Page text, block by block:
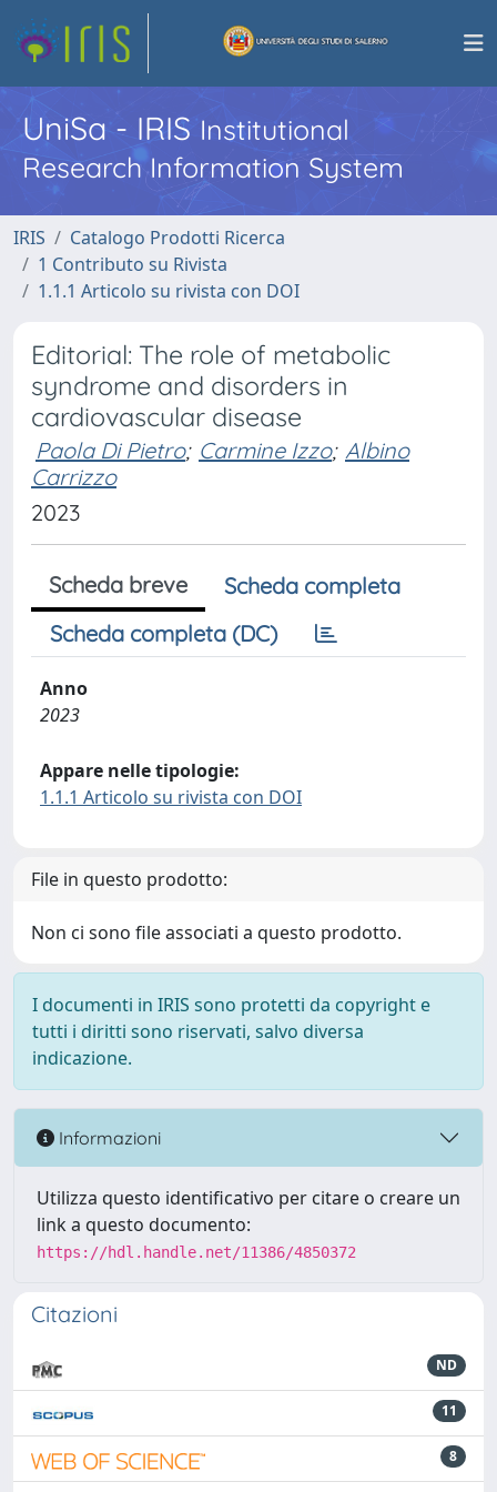
UniSa - IRISInstitutional
Research Information System
IRIS
Catalogo Prodotti Ricerca
1 Contributo su Rivista
1.1.1 Articolo su rivista con DOI
Editorial: The role of metabolic
syndrome and disorders in
cardiovascular disease
Paola Di Pietro; Carmine Izzo; Albino
Carrizzo
2023
Scheda breve
Scheda completa
Scheda completa (DC)
Anno
2023
Appare nelle tipologie:
1.1.1 Articolo su rivista con DOI
File in questo prodotto:
Non ci sono file associati a questo prodotto.
I documenti in IRIS sono protetti da copyright e
tutti i diritti sono riservati, salvo diversa
indicazione.
Informazioni
Utilizza questo identificativo per citare o creare un
link a questo documento:
https://hdl.handle.net/11386/4850372
Citazioni
ND
11
8